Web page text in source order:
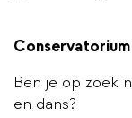
Ben je op zoek
en dans?